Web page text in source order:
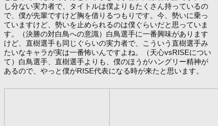
し分ない実力者で、タイトルは僕よりもたくさん持っているの
で、僕が先輩ですけど胸を借りるつもりです。今、勢いに乗っ
ていますけど、勢いを止められるのは僕ぐらいだと思っていま
す。（決勝の対白鳥への意識）白鳥選手に一番興味があります
けど、直樹選手も同じぐらいの実力者で、こういう直樹選手み
たいなキャラが実は一番怖いんですよね。（天心vsRISEについ
て）白鳥選手、直樹選手よりも、僕のほうがハングリー精神が
あるので、やっと僕がRISE代表になる時が来たと思います。